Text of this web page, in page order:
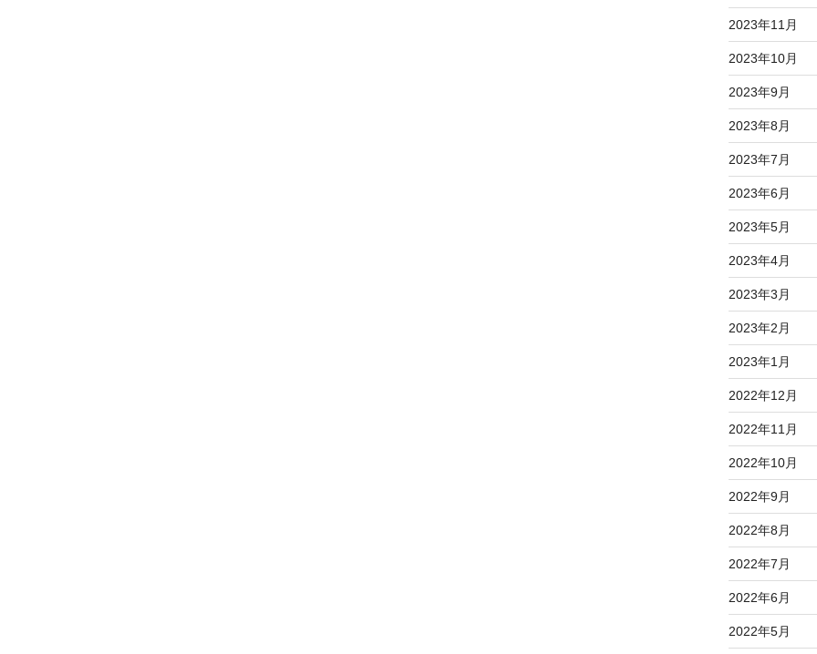
2023年11月
2023年10月
2023年9月
2023年8月
2023年7月
2023年6月
2023年5月
2023年4月
2023年3月
2023年2月
2023年1月
2022年12月
2022年11月
2022年10月
2022年9月
2022年8月
2022年7月
2022年6月
2022年5月